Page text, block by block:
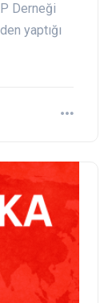
Derneği
yaptığı